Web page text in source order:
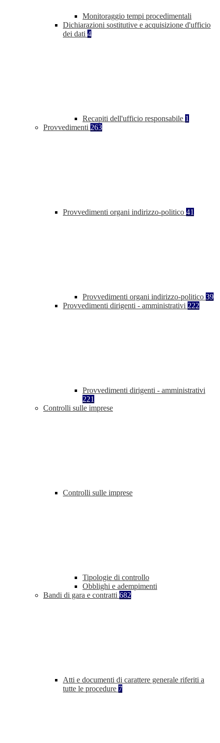
Monitoraggio tempi procedimentali
Dichiarazioni sostitutive e acquisizione d'ufficio
dei dati 4
Recapiti dell'ufficio responsabile 1
Provvedimenti 263
Provvedimenti organi indirizzo-politico 41
Provvedimenti organi indirizzo-politico 39
Provvedimenti dirigenti - amministrativi 222
Provvedimenti dirigenti - amministrativi
221
Controlli sulle imprese
Controlli sulle imprese
Tipologie di controllo
Obblighi e adempimenti
Bandi di gara e contratti 682
Atti e documenti di carattere generale riferiti a
tutte le procedure 7